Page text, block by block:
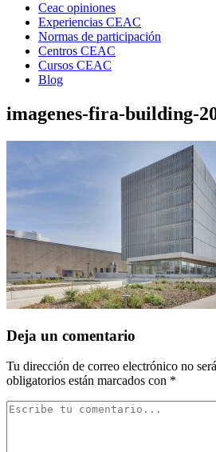
Ceac opiniones
Experiencias CEAC
Normas de participación
Centros CEAC
Cursos CEAC
Blog
imagenes-fira-building-
Deja un comentario
Tu dirección de correo electrónico no
obligatorios están marcados con *